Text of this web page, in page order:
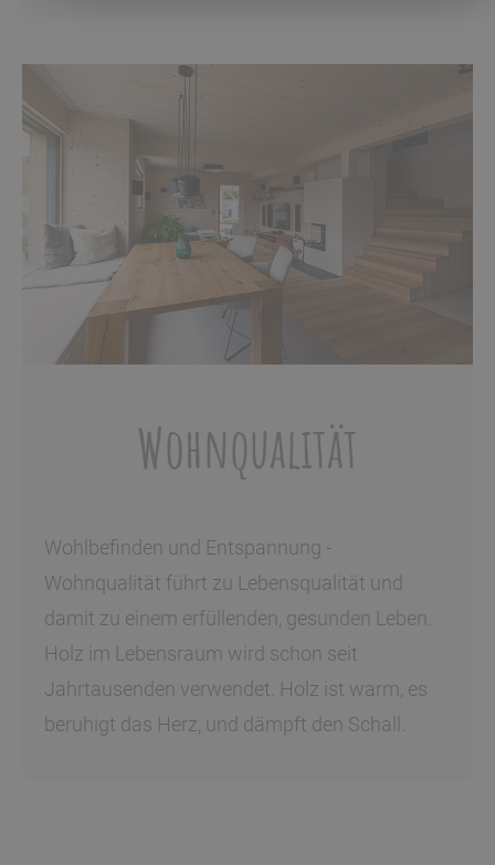
Wohnqualität
Wohlbefinden und Entspannung -
Wohnqualität führt zu Lebensqualität und
damit zu einem erfüllenden, gesunden Leben.
Holz im Lebensraum wird schon seit
Jahrtausenden verwendet. Holz ist warm, es
beruhigt das Herz, und dämpft den Schall.